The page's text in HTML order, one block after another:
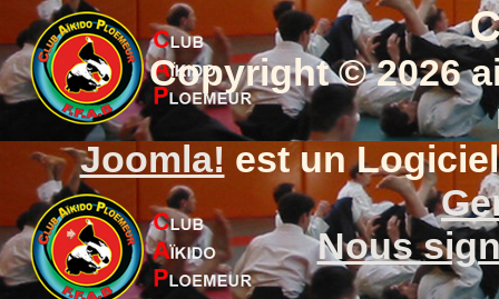
Copyright © 2026
Joomla! est un
Nous